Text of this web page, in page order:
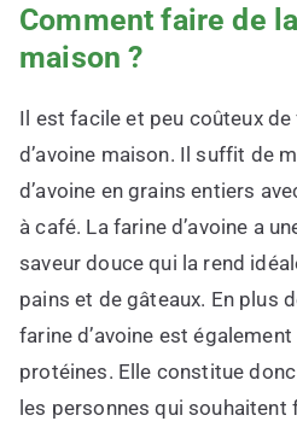
Comment faire de
maison ?
Il est facile et peu coûteux
d’avoine maison. Il suffit de
d’avoine en grains entiers
à café. La farine d’avoine a
saveur douce qui la rend
pains et de gâteaux. En plus
farine d’avoine est
protéines. Elle constitue
les personnes qui souhaitent